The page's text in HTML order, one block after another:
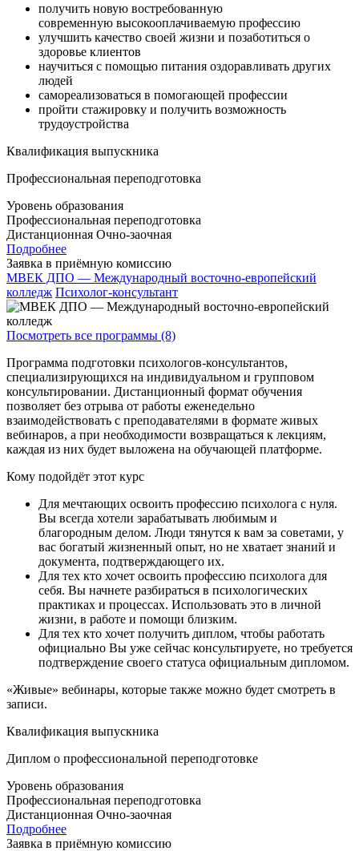
получить новую востребованную
современную высокооплачиваемую профессию
улучшить качество своей жизни и позаботиться о
здоровье клиентов
научиться с помощью питания оздоравливать других
людей
самореализоваться в помогающей профессии
пройти стажировку и получить возможность
трудоустройства
Квалификация выпускника
Профессиональная переподготовка
Уровень образования
Профессиональная переподготовка
Дистанционная Очно-заочная
Подробнее
Заявка в приёмную комиссию
МВЕК ДПО — Международный восточно-европейский
колледж Психолог-консультант
Посмотреть все программы (8)
Программа подготовки психологов-консультантов,
специализирующихся на индивидуальном и групповом
консультировании. Дистанционный формат обучения
позволяет без отрыва от работы еженедельно
взаимодействовать с преподавателями в формате живых
вебинаров, а при необходимости возвращаться к лекциям,
каждая из них будет выложена на обучающей платформе.
Кому подойдёт этот курс
Для мечтающих освоить профессию психолога с нуля.
Вы всегда хотели зарабатывать любимым и
благородным делом. Люди тянутся к вам за советами, у
вас богатый жизненный опыт, но не хватает знаний и
документа, подтверждающего их.
Для тех кто хочет освоить профессию психолога для
себя. Вы начнете разбираться в психологических
практиках и процессах. Использовать это в личной
жизни, в работе и помощи близким.
Для тех кто хочет получить диплом, чтобы работать
официально Вы уже сейчас консультируете, но требуется
подтверждение своего статуса официальным дипломом.
«Живые» вебинары, которые также можно будет смотреть в
записи.
Квалификация выпускника
Диплом о профессиональной переподготовке
Уровень образования
Профессиональная переподготовка
Дистанционная Очно-заочная
Подробнее
Заявка в приёмную комиссию